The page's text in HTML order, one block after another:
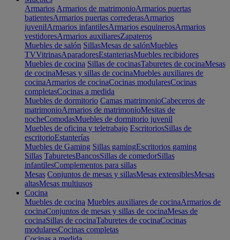
Armarios Armarios de matrimonioArmarios puertas
batientesArmarios puertas correderasArmarios
juvenilArmarios infantilesArmarios esquinerosArmarios
vestidoresArmarios auxiliaresZapateros
Muebles de salón SillasMesas de salónMuebles
TVVitrinasAparadoresEstanteriasMuebles recibidores
Muebles de cocina Sillas de cocinasTaburetes de cocinaMesas
de cocinaMesas y sillas de cocinaMuebles auxiliares de
cocinaArmarios de cocinaCocinas modularesCocinas
completasCocinas a medida
Muebles de dormitorio Camas matrimonioCabeceros de
matrimonioArmarios de matrimonioMesitas de
nocheComodasMuebles de dormitorio juvenil
Muebles de oficina y teletrabajo EscritoriosSillas de
escritorioEstanterías
Muebles de Gaming Sillas gamingEscritorios gaming
Sillas TaburetesBancosSillas de comedorSillas
infantilesComplementos para sillas
Mesas Conjuntos de mesas y sillasMesas extensiblesMesas
altasMesas multiusos
Cocina
Muebles de cocina Muebles auxiliares de cocinaArmarios de
cocinaConjuntos de mesas y sillas de cocinaMesas de
cocinaSillas de cocinaTaburetes de cocinaCocinas
modularesCocinas completas